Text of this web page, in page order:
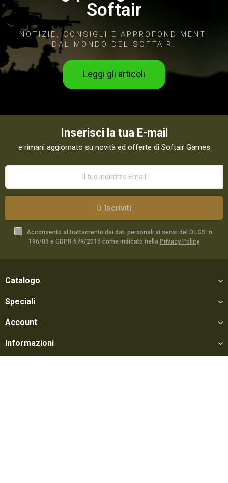
Softair
NOTIZIE, CONSIGLI E APPROFONDIMENTI
DAL MONDO DEL SOFTAIR.
Leggi gli articoli
Inserisci la tua E-mail
e rimani aggiornato su novità ed offerte di Softair Games
Iscriviti
Acconsento al trattamento dei dati personali ai sensi del D.LGS. n.
196/03 e GDPR 679/2016 come indicato nella Privacy Policy
Catalogo
Speciali
Account
Informazioni